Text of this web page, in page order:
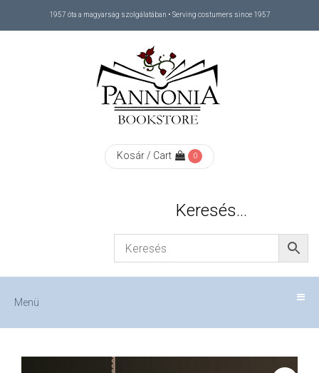
1957 óta a magyarság szolgálatában • Serving costumers since 1957
Kosár / Cart 0
Keresés…
Menü